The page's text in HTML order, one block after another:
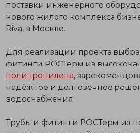
поставки инженерного
нового жилого комплекса
Riva, в Москве.
Для реализации проекта
фитинги РОСТерм из
полипропилена,
надёжное и долговечное
водоснабжения.
Трубы и фитинги РОСТерм из